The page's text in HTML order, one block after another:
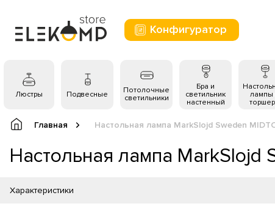
Конфигуратор
Люстры Подвесные
Потолочные
светильники
Бра и
светильник
настенный
лампы
Главная Настольная лампа MarkSlojd Sweden
Настольная лампа MarkSlojd
Характеристики